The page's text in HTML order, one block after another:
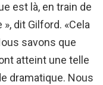
est là, en train de
dit Gilford. «Cela
savons que
atteint une telle
dramatique. Nous